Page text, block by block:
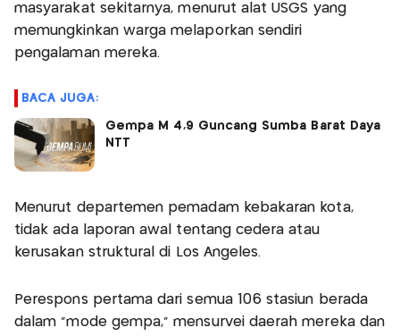
masyarakat sekitarnya, menurut alat USGS yang
memungkinkan warga melaporkan sendiri
pengalaman mereka.
BACA JUGA:
Gempa M 4,9 Guncang Sumba Barat Daya
NTT
Menurut departemen pemadam kebakaran kota,
tidak ada laporan awal tentang cedera atau
kerusakan struktural di Los Angeles.
Perespons pertama dari semua 106 stasiun berada
dalam "mode gempa," mensurvei daerah mereka dan